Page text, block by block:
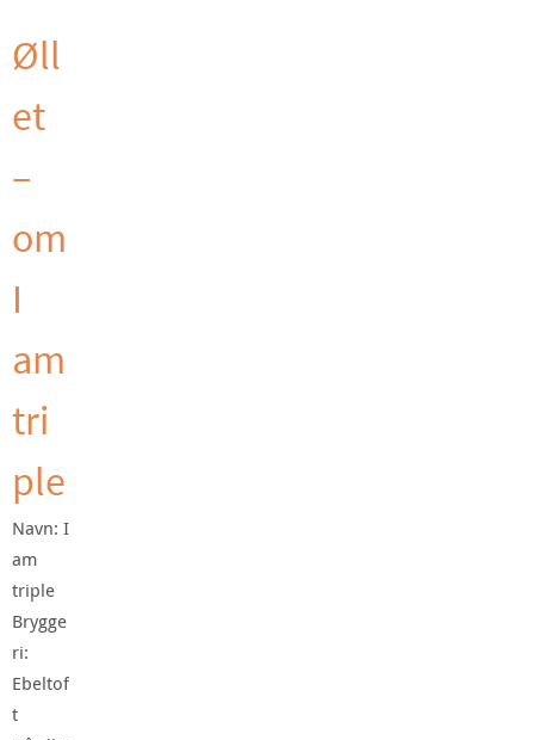
Øll
et
–
om
I
am
tri
ple
Navn: I
am
triple
Brygge
ri:
Ebeltof
t